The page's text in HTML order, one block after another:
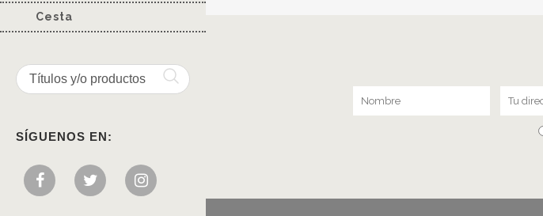
Cesta
SÍGUENOS EN: